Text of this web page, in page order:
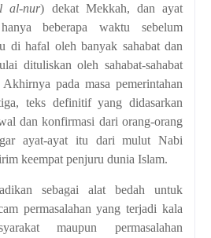
al-nur) dekat Mekkah, dan ayat
beberapa waktu sebelum
di hafal oleh banyak sahabat dan
dituliskan oleh sahabat-sahabat
pada masa pemerintahan
teks definitif yang didasarkan
dan konfirmasi dari orang-orang
ayat-ayat itu dari mulut Nabi
keempat penjuru dunia Islam.
sebagai alat bedah untuk
permasalahan yang terjadi kala
maupun permasalahan